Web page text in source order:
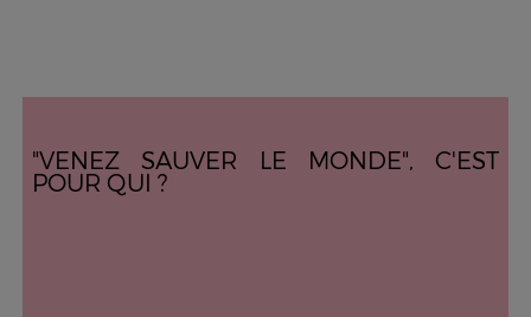
"VENEZ SAUVER LE MONDE", C'EST
POUR QUI ?